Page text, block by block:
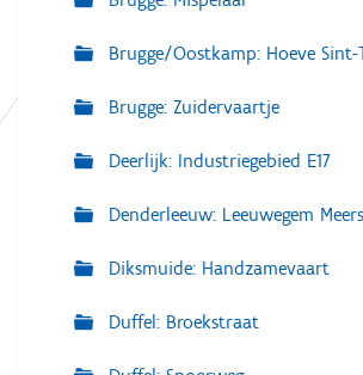
Brugge/Oostkamp: Hoeve
Brugge: Zuidervaartje
Deerlijk: Industriegebied E17
Denderleeuw: Leeuwegem
Diksmuide: Handzamevaart
Duffel: Broekstraat